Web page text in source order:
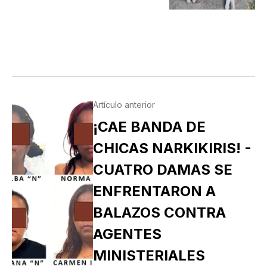
Artículo anterior
¡CAE BANDA DE
CHICAS NARKIKIRIS! -
CUATRO DAMAS SE
ENFRENTARON A
BALAZOS CONTRA
AGENTES
MINISTERIALES